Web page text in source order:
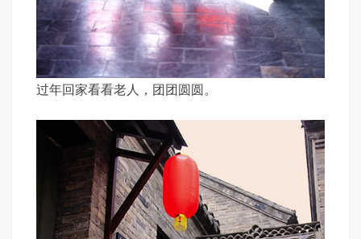
过年回家看看老人，团团圆圆。